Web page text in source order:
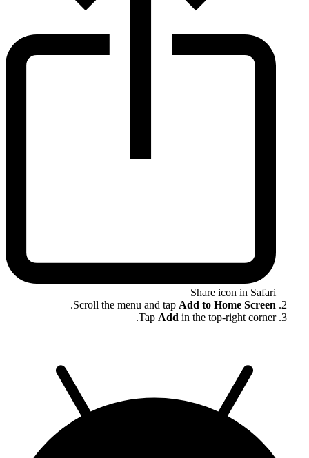
Share icon in Safari
Scroll the menu and tap Add to Home Screen
.
Tap Add in the top-right corner.